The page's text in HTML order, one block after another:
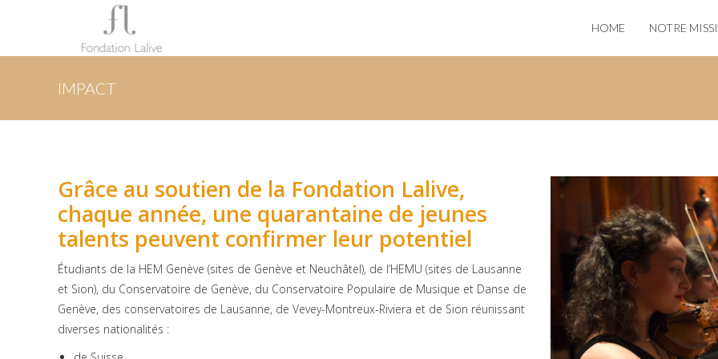
HOME NOTRE
IMPACT
Grâce au soutien de la Fondation Lalive,
chaque année, une quarantaine de jeunes
talents peuvent confirmer leur potentiel
Étudiants de la HEM Genève (sites de Genève et Neuchâtel), de l’HEMU (sites de Lausanne
et Sion), du Conservatoire de Genève, du Conservatoire Populaire de Musique et Danse de
Genève, des conservatoires de Lausanne, de Vevey-Montreux-Riviera et de Sion réunissant
diverses nationalités :